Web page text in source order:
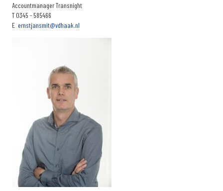
Accountmanager Transnight
T 0345 - 585466
E ernstjansmit@vdhaak.nl